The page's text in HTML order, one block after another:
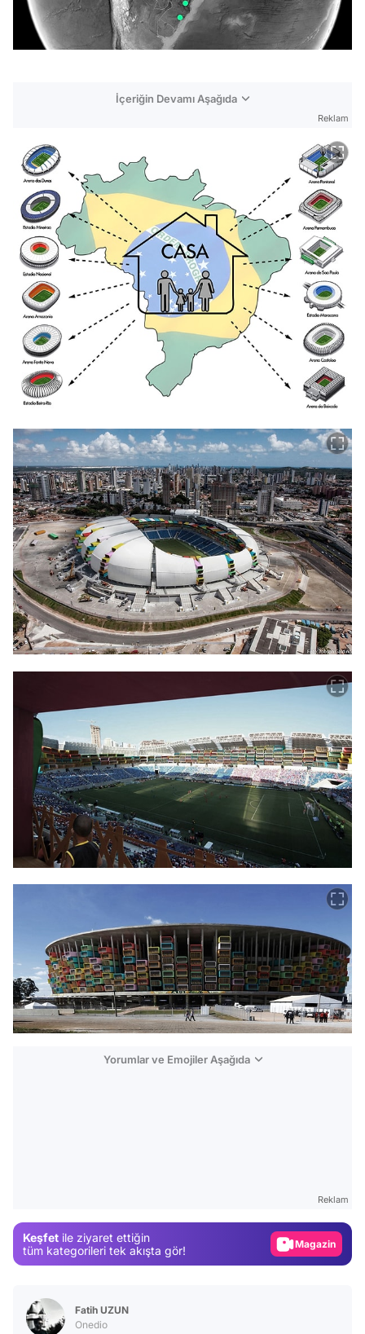
İçeriğin Devamı Aşağıda
Reklam
Yorumlar ve Emojiler Aşağıda
Reklam
Keşfet ile ziyaret ettiğin
tüm kategorileri tek akışta gör!
Magazin
Fatih UZUN
Onedio